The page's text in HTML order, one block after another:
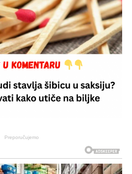
Preporučujemo